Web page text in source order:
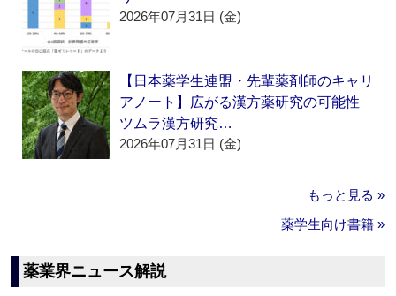
2026年07月31日 (金)
【日本薬学生連盟・先輩薬剤師のキャリ
アノート】広がる漢方薬研究の可能性
ツムラ漢方研究…
2026年07月31日 (金)
もっと見る »
薬学生向け書籍 »
薬業界ニュース解説